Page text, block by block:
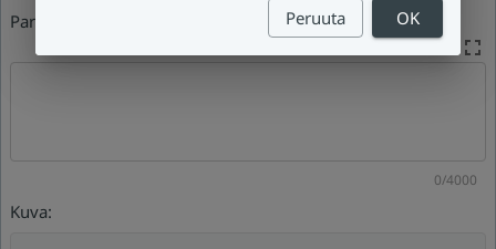
Parannusehdotus:
0/4000
Kuva:
Peruuta OK